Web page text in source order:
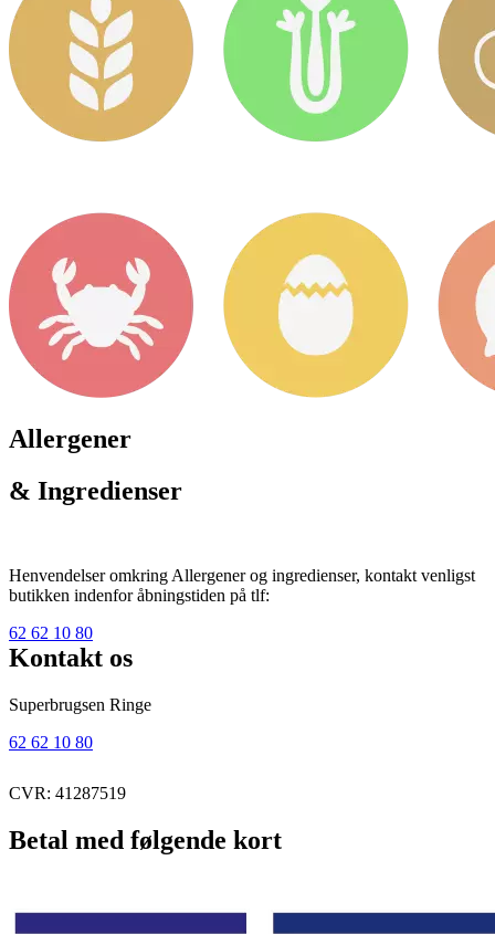
Allergener
& Ingredienser
Henvendelser omkring Allergener og ingredienser, kontakt venligst
butikken indenfor åbningstiden på tlf:
62 62 10 80
Kontakt os
Superbrugsen Ringe
62 62 10 80
CVR: 41287519
Betal med følgende kort